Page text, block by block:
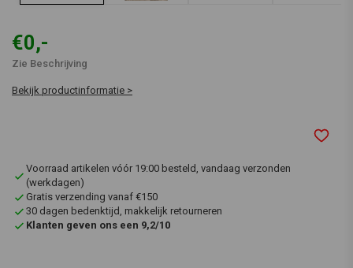
€0,-
Zie Beschrijving
Bekijk productinformatie >
Voorraad artikelen vóór 19:00 besteld, vandaag verzonden
(werkdagen)
Gratis verzending vanaf €150
30 dagen bedenktijd, makkelijk retourneren
Klanten geven ons een 9,2/10